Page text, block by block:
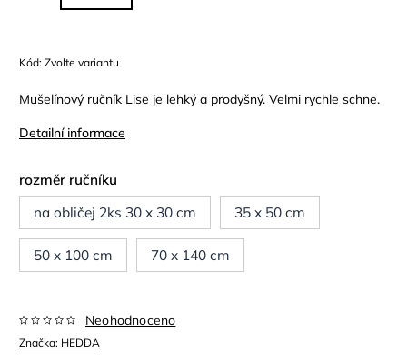
Kód: Zvolte variantu
Mušelínový ručník Lise je lehký a prodyšný. Velmi rychle schne.
Detailní informace
rozměr ručníku
na obličej 2ks 30 x 30 cm
35 x 50 cm
50 x 100 cm 70 x 140 cm
Značka: HEDDA
Neohodnoceno